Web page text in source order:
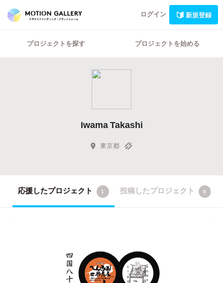
ログイン 新規登録
プロジェクトを探す プロジェクトを始める
Iwama Takashi
東京都
応援したプロジェクト 1 投稿したプロジェクト 0